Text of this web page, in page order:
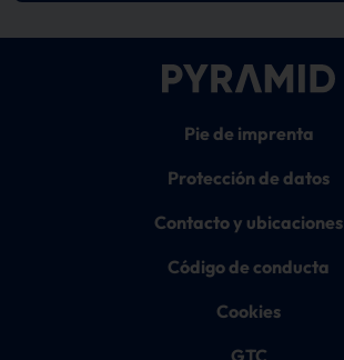
Pie de imprenta
Protección de datos
Contacto y ubicaciones
Código de conducta
Cookies
GTC